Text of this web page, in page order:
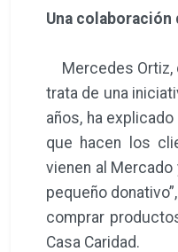
Una colaboración
Mercedes Ortiz,
trata de una
años, ha
que hacen los
vienen al Mercado
pequeño
comprar
Casa Caridad.